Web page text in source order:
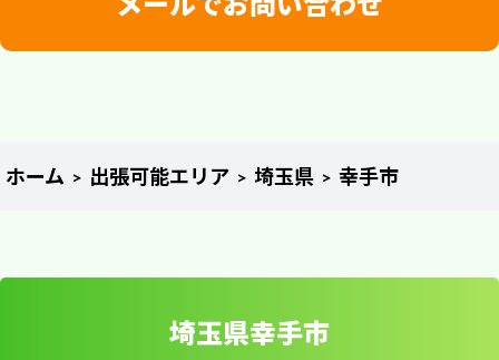
ホーム 出張可能エリア 埼玉県 幸手市
埼玉県幸手市